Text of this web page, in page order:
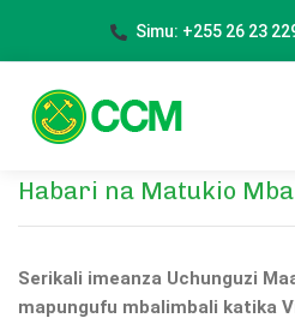
Simu: +255 26 23
Habari na Matukio
Serikali imeanza Uchunguzi
mapungufu mbalimbali katika